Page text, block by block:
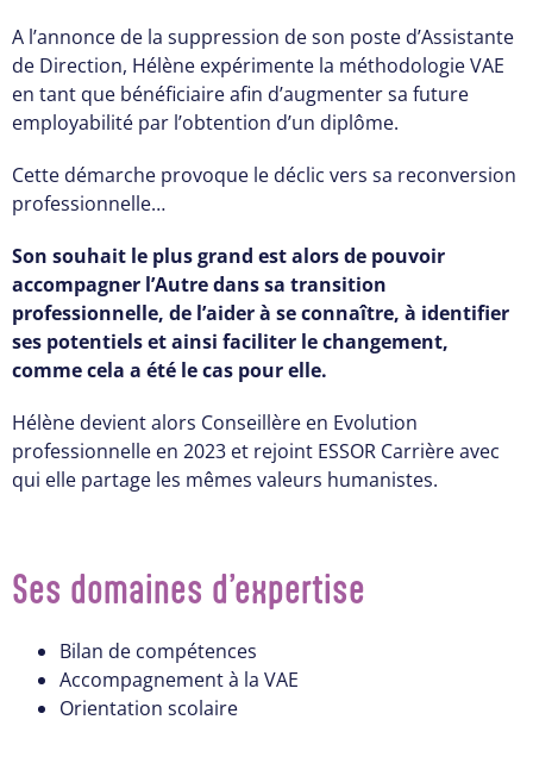
A l’annonce de la suppression de son poste d’Assistante
de Direction, Hélène expérimente la méthodologie VAE
en tant que bénéficiaire afin d’augmenter sa future
employabilité par l’obtention d’un diplôme.
Cette démarche provoque le déclic vers sa reconversion
professionnelle…
Son souhait le plus grand est alors de pouvoir
accompagner l’Autre dans sa transition
professionnelle, de l’aider à se connaître, à identifier
ses potentiels et ainsi faciliter le changement,
comme cela a été le cas pour elle.
Hélène devient alors Conseillère en Evolution
professionnelle en 2023 et rejoint ESSOR Carrière avec
qui elle partage les mêmes valeurs humanistes.
Ses domaines d’expertise
Bilan de compétences
Accompagnement à la VAE
Orientation scolaire